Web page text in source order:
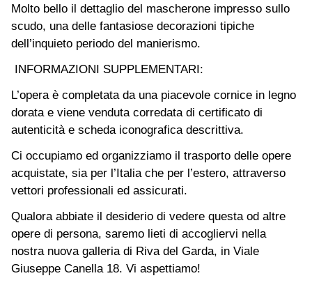
Molto bello il dettaglio del mascherone impresso sullo
scudo, una delle fantasiose decorazioni tipiche
dell’inquieto periodo del manierismo.
INFORMAZIONI SUPPLEMENTARI:
L’opera è completata da una piacevole cornice in legno
dorata e viene venduta corredata di certificato di
autenticità e scheda iconografica descrittiva.
Ci occupiamo ed organizziamo il trasporto delle opere
acquistate, sia per l’Italia che per l’estero, attraverso
vettori professionali ed assicurati.
Qualora abbiate il desiderio di vedere questa od altre
opere di persona, saremo lieti di accogliervi nella
nostra nuova galleria di Riva del Garda, in Viale
Giuseppe Canella 18. Vi aspettiamo!